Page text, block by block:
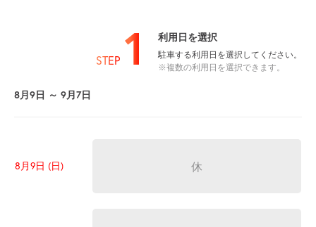
STEP 1 利用日を選択
駐車する利用日を選択してください。
※複数の利用日を選択できます。
8月9日 ～ 9月7日
8月9日 (日) 休